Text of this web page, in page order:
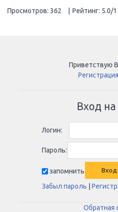
Просмотров: 362 Рейтинг: 5.0/1
Приветствую
Регистрация
Вход на
Логин:
Пароль:
запомнить
Забыл пароль
Обратная